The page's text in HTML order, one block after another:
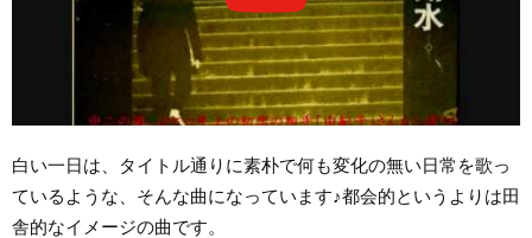
白い一日は、タイトル通りに素朴で何も変化の無い日常を歌っ
ているような、そんな曲になっています♪都会的というよりは田
舎的なイメージの曲です。